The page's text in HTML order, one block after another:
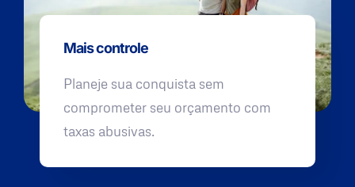
Mais controle
Planeje sua conquista sem
comprometer seu orçamento com
taxas abusivas.